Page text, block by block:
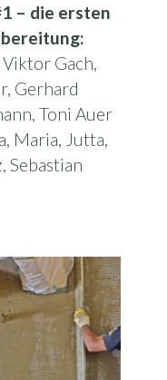
– die ersten
Gach,
Gerhard
Toni Auer
Maria, Jutta,
Sebastian